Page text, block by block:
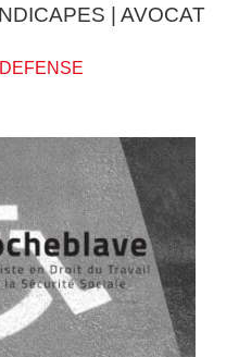
| AVOCAT
DEFENSE